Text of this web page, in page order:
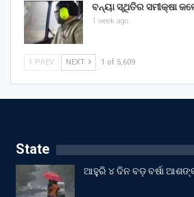
ବନ୍ୟା ସ୍ଥିତିର ସମୀକ୍ଷା
1 week ago
PREV NEXT 1 of 5,609
State
ଆହୁରି ୪ ଦିନ ବଡ଼ ବର୍ଷା